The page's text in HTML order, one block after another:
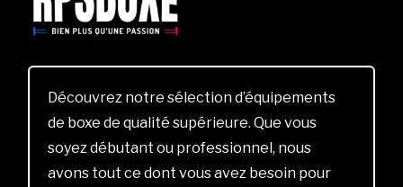
Découvrez notre sélection d’équipements
de boxe de qualité supérieure. Que vous
soyez débutant ou professionnel, nous
avons tout ce dont vous avez besoin pour